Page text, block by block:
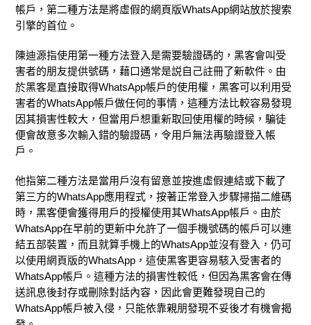
帳戶，第二種方法是將虛假的網頁版WhatsApp網站放於搜索
引擎的首位。
陳迪源指使用第一種方法登入是需要驗證碼的，黑客會叫受
害者的朋友提供號碼，藉口通常是説自己註冊了新軟件。由
於黑客是直接取得WhatsApp帳戶的使用權，黑客可以利用受
害者的WhatsApp帳戶做任何的事情，這種方法比較容易發現
因其損害性較大，但當用戶想重新取回使用權的時候，騙徒
便會故意多次輸入錯的驗證碼，令用戶無法再驗證登入帳
戶。
他指第二種方法是當用戶沒有留意並按進虛假連結或下載了
第三方的WhatsApp應用程式，按著正常登入步驟掃描二維碼
時，黑客便會獲得用戶的授權使用其WhatsApp帳戶。由於
WhatsApp在早前的更新中允許了一個手機號碼的帳戶可以連
結五部裝置，而且就算手機上的WhatsApp並沒有登入，仍可
以使用網頁版的WhatsApp，這使黑客更容易駭入受害者的
WhatsApp帳戶。這種方法的損害性較低，但因為黑客會在傳
送訊息後封存或刪除對話內容，因此會更難發現自己的
WhatsApp帳戶被入侵，只能依靠親朋發現不妥後才有機會揭